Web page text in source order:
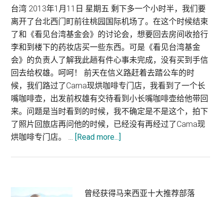
台湾 2013年1月11日 星期五 剩下多一个小时半，我们要
离开了台北西门町前往桃园国际机场了。在这个时候结束
了和《看见台湾基金会》的讨论会，想要回去房间收拾行
李和到楼下的药妆店买一些东西。可是《看见台湾基金
会》的负责人了解我此趟有件心事未完成，没有买到手信
回去给权雄。呵呵！ 前天在信义路赶着去踏公车的时
候，我们路过了Cama现烘咖啡专门店，我看到了一个长
嘴咖啡壶，出发前权雄有交待看到小长嘴咖啡壶给他带回
来。问题是当时看到的时候，我不确定是不是这个，拍下
了照片回旅店再问他的时候，已经没有再经过了Cama现
烘咖啡专门店。 … [Read more...]
北
曾经获得马来西亚十大推荐部落